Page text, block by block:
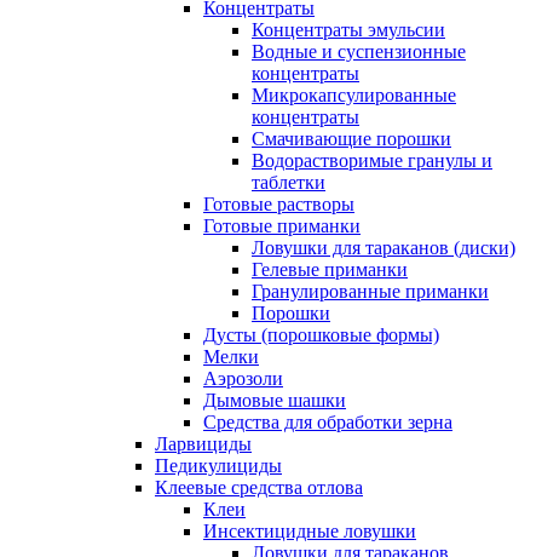
Концентраты
Концентраты эмульсии
Водные и суспензионные
концентраты
Микрокапсулированные
концентраты
Смачивающие порошки
Водорастворимые гранулы и
таблетки
Готовые растворы
Готовые приманки
Ловушки для тараканов (диски)
Гелевые приманки
Гранулированные приманки
Порошки
Дусты (порошковые формы)
Мелки
Аэрозоли
Дымовые шашки
Средства для обработки зерна
Ларвициды
Педикулициды
Клеевые средства отлова
Клеи
Инсектицидные ловушки
Ловушки для тараканов